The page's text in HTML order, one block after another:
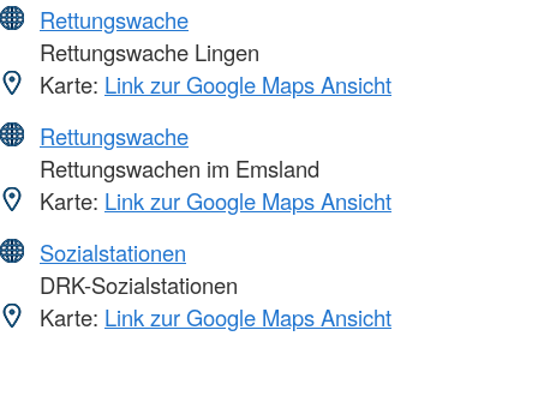
Rettungswache
Rettungswache Lingen
Karte: Link zur Google Maps Ansicht
Rettungswache
Rettungswachen im Emsland
Karte: Link zur Google Maps Ansicht
Sozialstationen
DRK-Sozialstationen
Karte: Link zur Google Maps Ansicht